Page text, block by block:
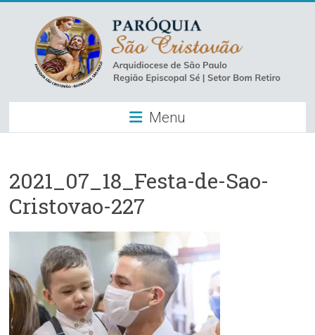
content
Paróquia
São
–
Luz
Arquidiocese
São
Paulo
–
Região
Menu
2021_07_18_Festa-de-Sao-
Cristovao-227